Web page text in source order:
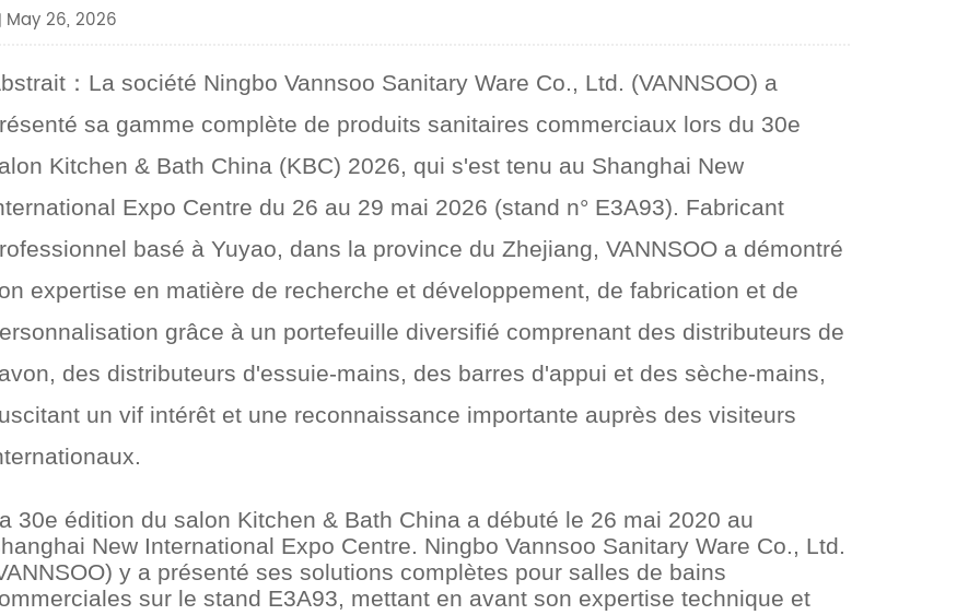
May 26, 2026
： La société Ningbo Vannsoo Sanitary Ware Co., Ltd. (VANNSOO) a
sa gamme complète de produits sanitaires commerciaux lors du 30e
Kitchen & Bath China (KBC) 2026, qui s'est tenu au Shanghai New
Expo Centre du 26 au 29 mai 2026 (stand n° E3A93). Fabricant
basé à Yuyao, dans la province du Zhejiang, VANNSOO a démontré
expertise en matière de recherche et développement, de fabrication et de
grâce à un portefeuille diversifié comprenant des distributeurs de
des distributeurs d'essuie-mains, des barres d'appui et des sèche-mains,
un vif intérêt et une reconnaissance importante auprès des visiteurs
30e édition du salon Kitchen & Bath China a débuté le 26 mai 2020 au
New International Expo Centre. Ningbo Vannsoo Sanitary Ware Co., Ltd.
y a présenté ses solutions complètes pour salles de bains
sur le stand E3A93, mettant en avant son expertise technique et